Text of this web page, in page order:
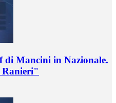
di Mancini in Nazionale.
Ranieri"